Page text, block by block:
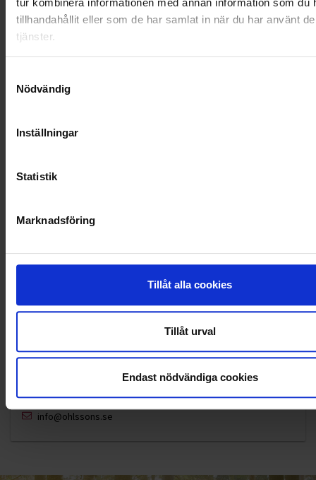
tillhandahållit eller som de har samlat in när du har använt
tjänster.
Nödvändig
Inställningar
Statistik
Marknadsföring
Tillåt alla cookies
Tillåt urval
Endast nödvändiga cookies
OHLSSONSKOLLEGOR
RENHÅLLNING
VELLINGE
010-45 00 200​
info@ohlssons.se